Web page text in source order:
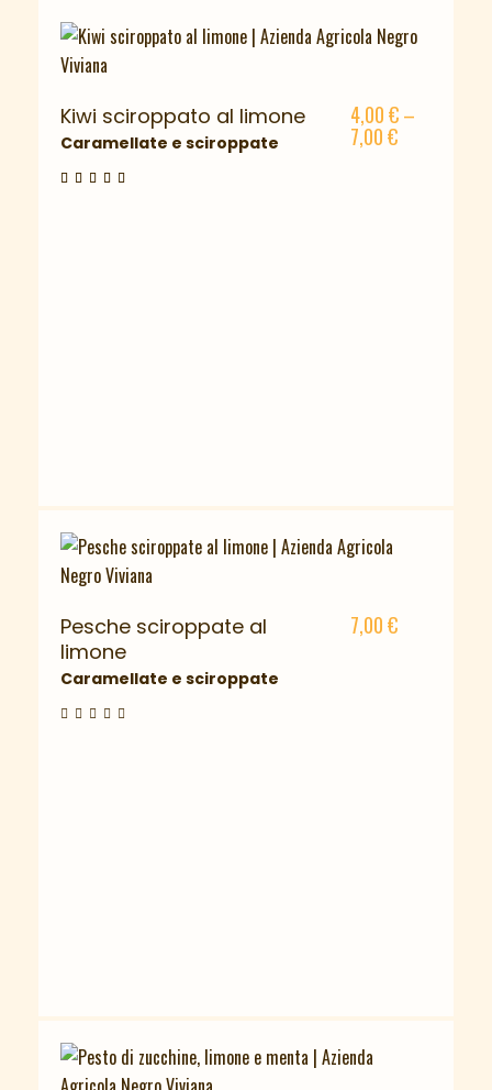
Kiwi sciroppato al limone
Caramellate e sciroppate
4,00€–
7,00€
Pesche sciroppate al
limone
Caramellate e sciroppate
7,00€